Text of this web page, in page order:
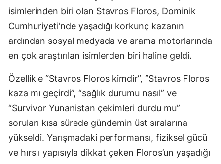
Elazığ
Erzincan
Erzurum
Hakkari
isimlerinden biri olan Stavros Floros, Dominik
Cumhuriyeti’nde yaşadığı korkunç kazanın
ardından sosyal medyada ve arama motorlarında
en çok araştırılan isimlerden biri haline geldi.
Özellikle “Stavros Floros kimdir”, “Stavros Floros
kaza mı geçirdi”, “sağlık durumu nasıl” ve
“Survivor Yunanistan çekimleri durdu mu”
soruları kısa sürede gündemin üst sıralarına
yükseldi. Yarışmadaki performansı, fiziksel gücü
ve hırslı yapısıyla dikkat çeken Floros’un yaşadığı